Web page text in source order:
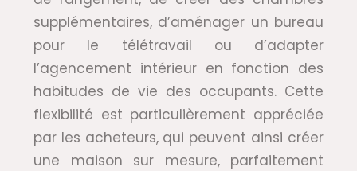
supplémentaires, d’aménager un bureau
pour le télétravail ou d’adapter
l’agencement intérieur en fonction des
habitudes de vie des occupants. Cette
flexibilité est particulièrement appréciée
par les acheteurs, qui peuvent ainsi créer
une maison sur mesure, parfaitement